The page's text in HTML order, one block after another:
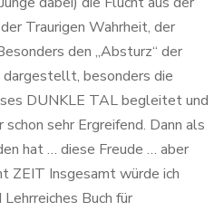
Traurigen Wahrheit, der
den „Absturz“ der
besonders die
DUNKLE TAL begleitet und
schon sehr Ergreifend. Dann als
hat … diese Freude … aber
ZEIT Insgesamt würde ich
Buch für